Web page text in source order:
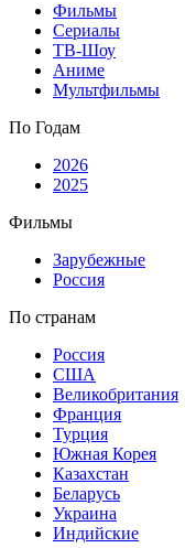
Фильмы
Сериалы
ТВ-Шоу
Аниме
Мультфильмы
По Годам
2026
2025
Фильмы
Зарубежные
Россия
По странам
Россия
США
Великобритания
Франция
Турция
Южная Корея
Казахстан
Беларусь
Украина
Индийские